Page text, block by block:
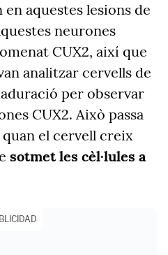
aquestes lesions de
neurones
CUX2, així que
analitzar cervells de
per observar
CUX2. Això passa
el cervell creix
sotmet les cèl·lules a